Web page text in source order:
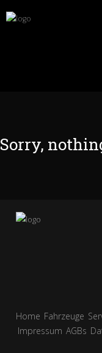
Sorry,
Home Fahrzeuge
Impressum AGBs